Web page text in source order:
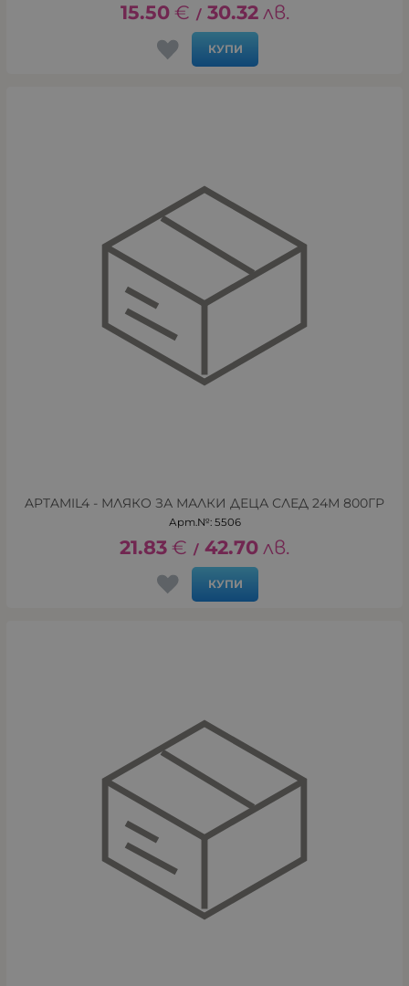
15.50 € / 30.32 лв.
КУПИ
APTAMIL4 - МЛЯКО ЗА МАЛКИ ДЕЦА СЛЕД 24М 800ГР
Арт.№: 5506
21.83 € / 42.70 лв.
КУПИ